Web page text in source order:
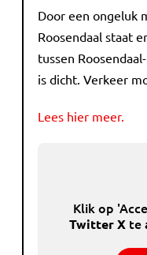
Door een ongeluk
Roosendaal staat
tussen
is dicht. Verkeer
Lees hier meer.
Klik op
Twitter X te